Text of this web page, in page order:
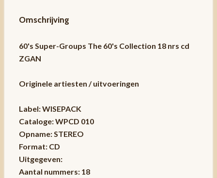
Omschrijving
60's Super-Groups The 60's Collection 18 nrs cd
ZGAN
Originele artiesten / uitvoeringen
Label: WISEPACK
Cataloge: WPCD 010
Opname: STEREO
Format: CD
Uitgegeven:
Aantal nummers: 18